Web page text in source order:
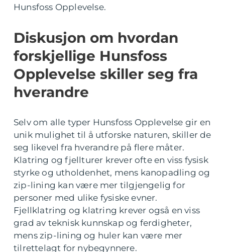
Hunsfoss Opplevelse.
Diskusjon om hvordan
forskjellige Hunsfoss
Opplevelse skiller seg fra
hverandre
Selv om alle typer Hunsfoss Opplevelse gir en
unik mulighet til å utforske naturen, skiller de
seg likevel fra hverandre på flere måter.
Klatring og fjellturer krever ofte en viss fysisk
styrke og utholdenhet, mens kanopadling og
zip-lining kan være mer tilgjengelig for
personer med ulike fysiske evner.
Fjellklatring og klatring krever også en viss
grad av teknisk kunnskap og ferdigheter,
mens zip-lining og huler kan være mer
tilrettelagt for nybegynnere.